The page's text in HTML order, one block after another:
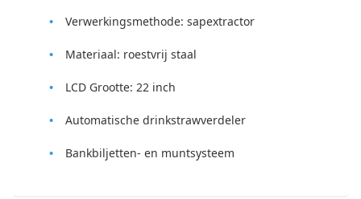
Verwerkingsmethode: sapextractor
Materiaal: roestvrij staal
LCD Grootte: 22 inch
Automatische drinkstrawverdeler
Bankbiljetten- en muntsysteem